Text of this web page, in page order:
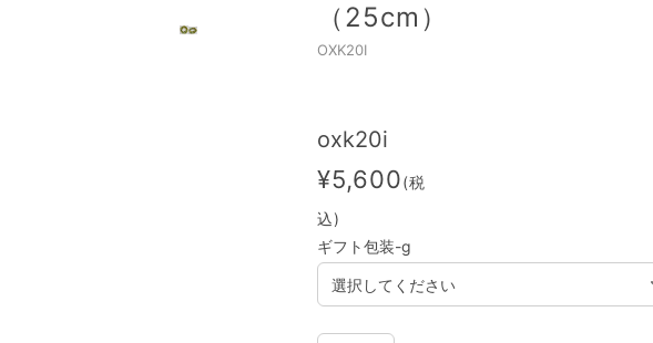
（25cm）
OXK20I
oxk20i
¥5,600(税
込)
ギフト包装-g